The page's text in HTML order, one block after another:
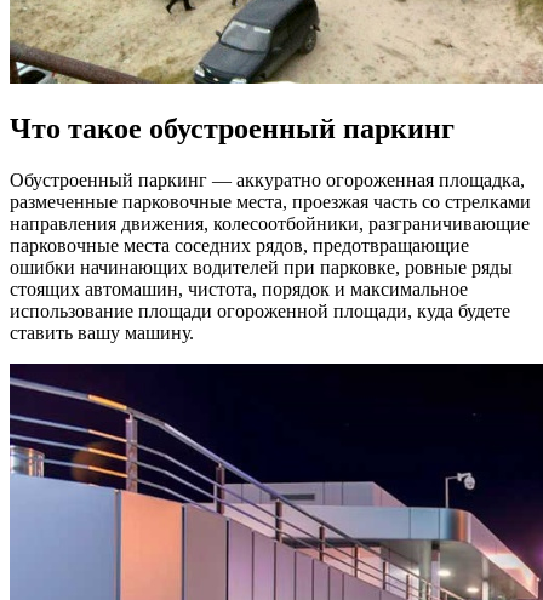
Что такое обустроенный паркинг
Обустроенный паркинг — аккуратно огороженная площадка,
размеченные парковочные места, проезжая часть со стрелками
направления движения, колесоотбойники, разграничивающие
парковочные места соседних рядов, предотвращающие
ошибки начинающих водителей при парковке, ровные ряды
стоящих автомашин, чистота, порядок и максимальное
использование площади огороженной площади, куда будете
ставить вашу машину.